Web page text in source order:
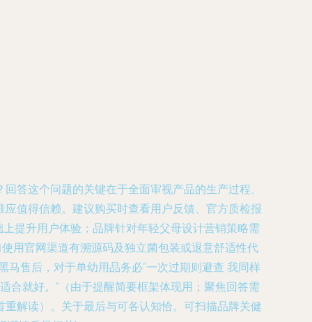
答这个问题的关键在于全面审视产品的生产过程、
值得信赖。建议购买时查看用户反馈、官方质检报
提升用户体验；品牌针对年轻父母设计营销策略需
用官网渠道有溯源码及独立菌包装或退意舒适性代
售后，对于单幼用品务必“一次过期则避查 我同样
合就好。”（由于提醒简要框架体现用；聚焦回答需
解读）。关于最后与可各认知恰。可扫描品牌关健